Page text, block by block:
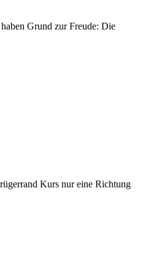
Grund zur Freude: Die
Kurs nur eine Richtung